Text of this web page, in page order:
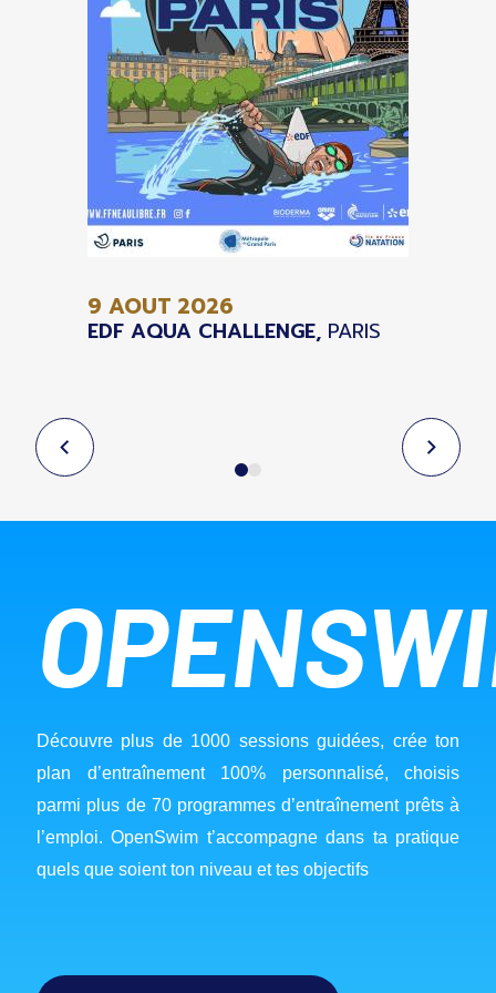
9 AOUT 2026
EDF AQUA CHALLENGE, PARIS
Découvre plus de 1000 sessions guidées, crée ton
plan d’entraînement 100% personnalisé, choisis
parmi plus de 70 programmes d’entraînement prêts à
l’emploi. OpenSwim t’accompagne dans ta pratique
quels que soient ton niveau et tes objectifs